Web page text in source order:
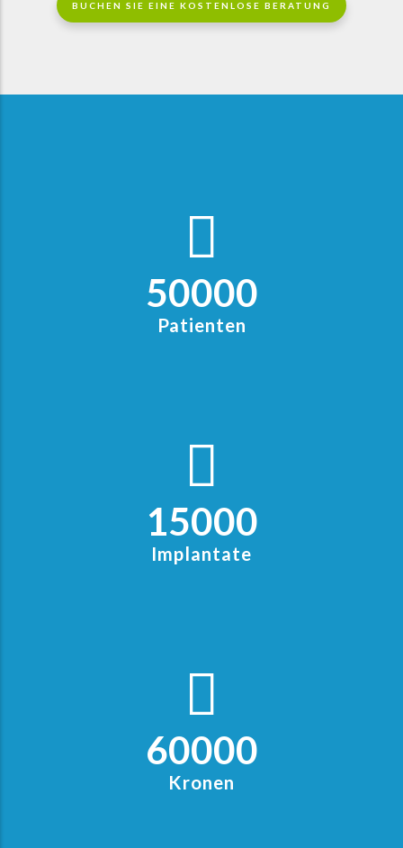
BUCHEN SIE EINE KOSTENLOSE BERATUNG
50000
Patienten
15000
Implantate
60000
Kronen